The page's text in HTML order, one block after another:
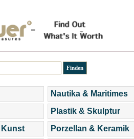
Kunst
Nautika & Maritimes
Plastik & Skulptur
Porzellan & Keramik